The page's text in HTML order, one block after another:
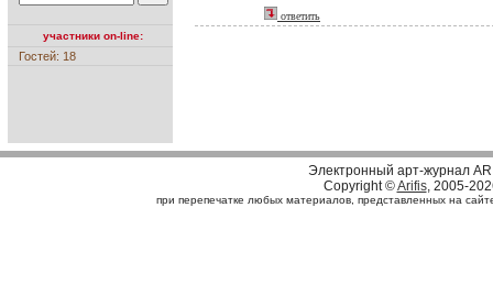
участники on-line:
Гостей: 18
ответить
Электронный арт-журнал
Copyright ©Arifis, 2005-
при перепечатке любых материалов, представленных на